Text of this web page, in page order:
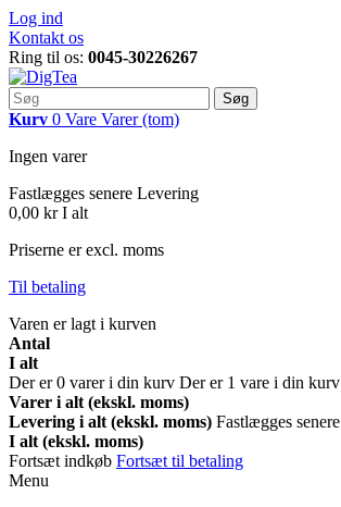
Log ind
Kontakt os
Ring til os: 0045-30226267
Søg
Kurv 0 Vare Varer (tom)
Ingen varer
Fastlægges senere Levering
0,00 kr I alt
Priserne er excl. moms
Til betaling
Varen er lagt i kurven
Antal
I alt
Der er0 varer i din kurv Der er 1 vare i din kurv
Varer i alt (ekskl. moms)
Levering i alt (ekskl. moms) Fastlægges senere
I alt (ekskl. moms)
Fortsæt indkøb Fortsæt til betaling
Menu